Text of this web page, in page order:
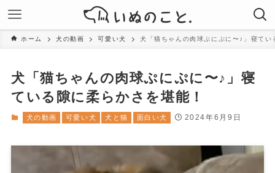
ホーム 犬の動画 可愛い犬 犬「猫ちゃんの肉球ぷにぷに〜♪」寝てい
犬「猫ちゃんの肉球ぷにぷに〜♪」寝
ている隙に柔らかさを堪能！
犬の動画 可愛い犬 犬と猫 面白い犬 2024年6月9日